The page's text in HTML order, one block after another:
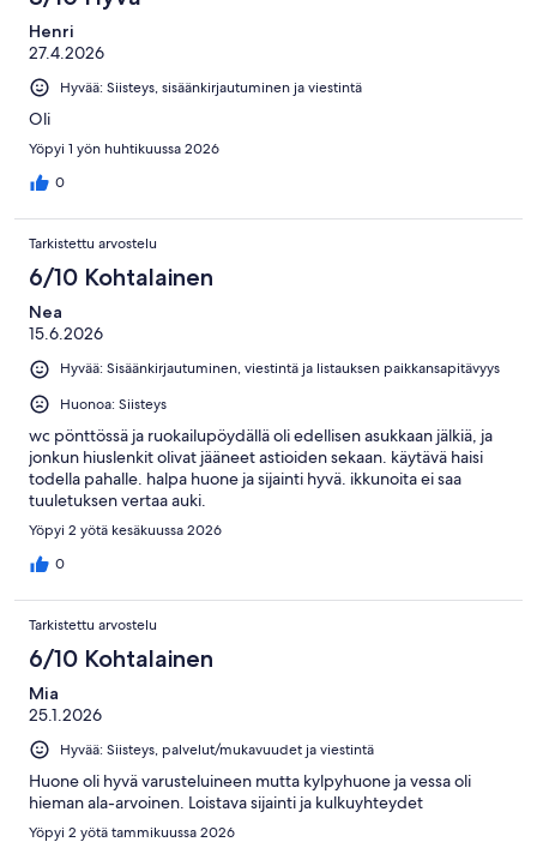
Henri
27.4.2026
Hyvää: Siisteys, sisäänkirjautuminen ja viestintä
Oli
Yöpyi 1 yön huhtikuussa 2026
0
Tarkistettu arvostelu
6/10 Kohtalainen
Nea
15.6.2026
Hyvää: Sisäänkirjautuminen, viestintä ja listauksen paikkansapitävyys
Huonoa: Siisteys
wc pönttössä ja ruokailupöydällä oli edellisen asukkaan jälkiä, ja
jonkun hiuslenkit olivat jääneet astioiden sekaan. käytävä haisi
todella pahalle. halpa huone ja sijainti hyvä. ikkunoita ei saa
tuuletuksen vertaa auki.
Yöpyi 2 yötä kesäkuussa 2026
0
Tarkistettu arvostelu
6/10 Kohtalainen
Mia
25.1.2026
Hyvää: Siisteys, palvelut/mukavuudet ja viestintä
Huone oli hyvä varusteluineen mutta kylpyhuone ja vessa oli
hieman ala-arvoinen. Loistava sijainti ja kulkuyhteydet
Yöpyi 2 yötä tammikuussa 2026